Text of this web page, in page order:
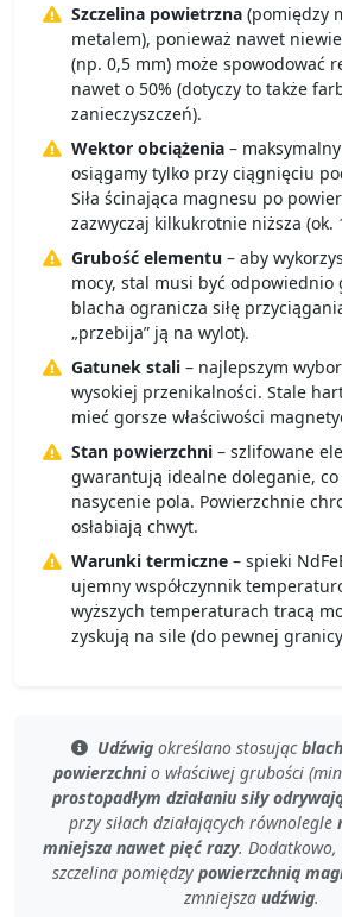
Szczelina powietrzna (pomiędzy
metalem), ponieważ nawet
(np. 0,5 mm) może spowodować
nawet o 50% (dotyczy to także
zanieczyszczeń).
Wektor obciążenia –
osiągamy tylko przy ciągnięciu
Siła ścinająca magnesu po
zazwyczaj kilkukrotnie niższa (ok.
Grubość elementu – aby
mocy, stal musi być odpowiednio
blacha ogranicza siłę
„przebija” ją na wylot).
Gatunek stali – najlepszym
wysokiej przenikalności. Stale
mieć gorsze właściwości
Stan powierzchni – szlifowane
gwarantują idealne doleganie,
nasycenie pola. Powierzchnie
osłabiają chwyt.
Warunki termiczne – spieki
ujemny współczynnik
wyższych temperaturach tracą
zyskują na sile (do pewnej
Udźwigokreślano stosując
powierzchnio właściwej grubości
prostopadłym działaniu siły
przy siłach działających równolegle
mniejsza nawet pięć razy. Dodatkowo,
szczelina pomiędzy powierzchnią
zmniejsza udźwig.